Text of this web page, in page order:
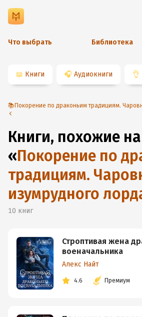
Что выбрать Библиотека
📖 Книги 🎧 Аудиокниги 👌
📚Покорение по драконьим традициям.
Книги, похожие на
«Покорение по
традициям.
изумрудного
10 книг
Строптивая жена
военачальника
Алекс Найт
4.6 Премиум